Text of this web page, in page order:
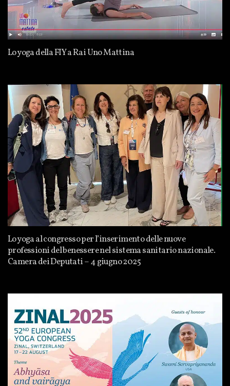
Lo yoga della FIY a Rai Uno Mattina
Lo yoga al congresso per l’inserimento delle nuove
professioni del benessere nel sistema sanitario nazionale.
Camera dei Deputati – 4 giugno 2025